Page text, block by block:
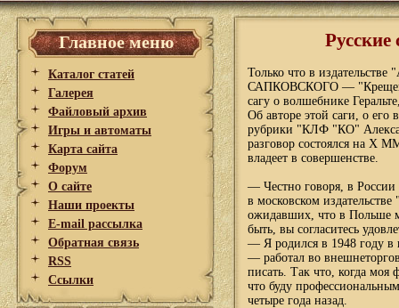
Главное меню
Каталог статей
Галерея
Файловый архив
Игры и автоматы
Карта сайта
Форум
О сайте
Наши проекты
E-mail рассылка
Обратная связь
RSS
Ссылки
Русские
Только что в издательстве
САПКОВСКОГО —
сагу о волшебнике
Об авторе этой саги, о его
рубрики "КЛФ "КО"
разговор состоялся на Х
владеет в совершенстве.
— Честно говоря, в России
в московском
ожидавших, что в Польше
быть, вы согласитесь
— Я родился в 1948 году в
— работал во
писать. Так что, когда моя
что буду
четыре года назад.